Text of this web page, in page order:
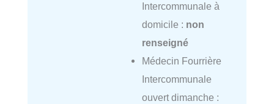
Intercommunale à
domicile : non
renseigné
Médecin Fourrière
Intercommunale
ouvert dimanche :